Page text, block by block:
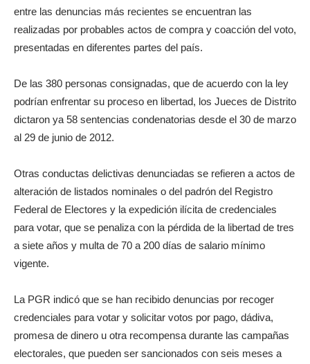
entre las denuncias más recientes se encuentran las
realizadas por probables actos de compra y coacción del voto,
presentadas en diferentes partes del país.
De las 380 personas consignadas, que de acuerdo con la ley
podrían enfrentar su proceso en libertad, los Jueces de Distrito
dictaron ya 58 sentencias condenatorias desde el 30 de marzo
al 29 de junio de 2012.
Otras conductas delictivas denunciadas se refieren a actos de
alteración de listados nominales o del padrón del Registro
Federal de Electores y la expedición ilícita de credenciales
para votar, que se penaliza con la pérdida de la libertad de tres
a siete años y multa de 70 a 200 días de salario mínimo
vigente.
La PGR indicó que se han recibido denuncias por recoger
credenciales para votar y solicitar votos por pago, dádiva,
promesa de dinero u otra recompensa durante las campañas
electorales, que pueden ser sancionados con seis meses a